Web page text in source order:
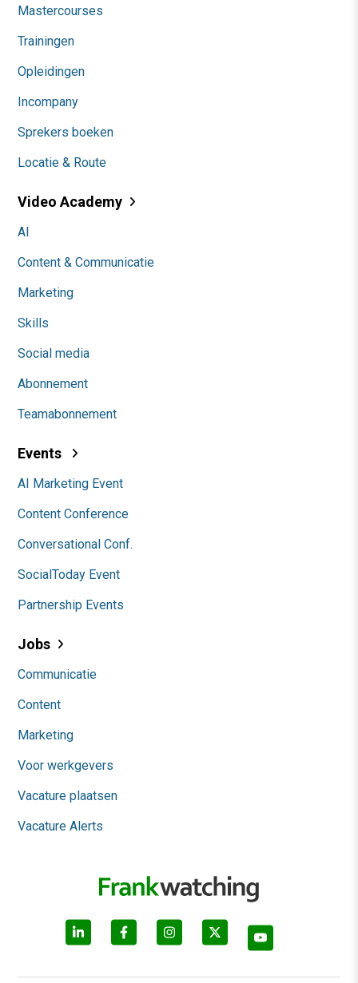
Mastercourses
Trainingen
Opleidingen
Incompany
Sprekers boeken
Locatie & Route
Video Academy
AI
Content & Communicatie
Marketing
Skills
Social media
Abonnement
Teamabonnement
Events
AI Marketing Event
Content Conference
Conversational Conf.
SocialToday Event
Partnership Events
Jobs
Communicatie
Content
Marketing
Voor werkgevers
Vacature plaatsen
Vacature Alerts